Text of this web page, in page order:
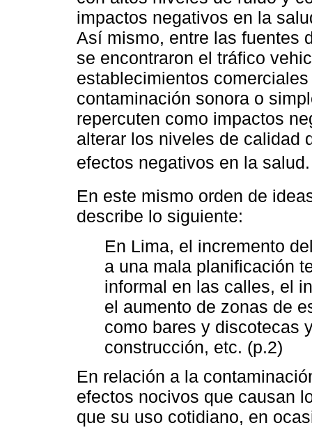
impactos negativos en la
Así mismo, entre las fuentes
se encontraron el tráfico
establecimientos
contaminación sonora o
repercuten como impactos
alterar los niveles de calidad
efectos negativos en la
En este mismo orden de
describe lo siguiente:
En Lima, el incremento
a una mala planificación
informal en las calles, el
el aumento de zonas de
como bares y discotecas
construcción, etc. (p.2)
En relación a la
efectos nocivos que causan
que su uso cotidiano, en